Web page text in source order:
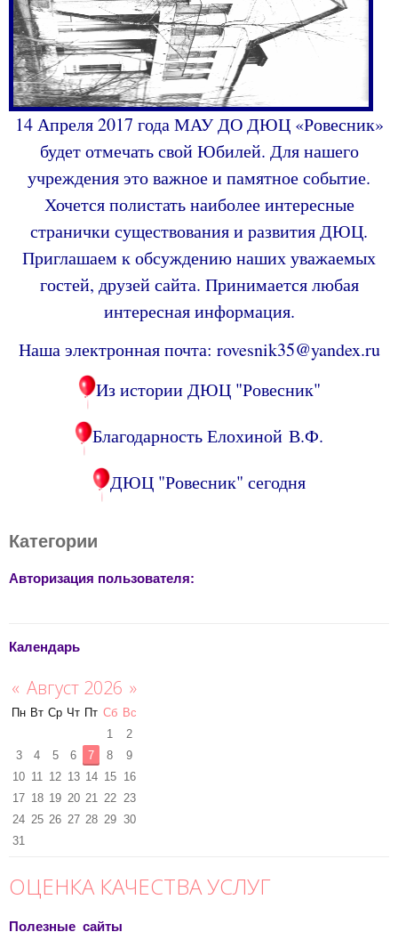
14 Апреля 2017 года МАУ ДО ДЮЦ «Ровесник»
будет отмечать свой Юбилей. Для нашего
учреждения это важное и памятное событие.
Хочется полистать наиболее интересные
странички существования и развития ДЮЦ.
Приглашаем к обсуждению наших уважаемых
гостей, друзей сайта. Принимается любая
интересная информация.
Наша электронная почта: rovesnik35@yandex.ru
Из истории ДЮЦ "Ровесник"
​Благодарность Елохиной В.Ф.
ДЮЦ "Ровесник" сегодня
Категории
Авторизация пользователя:
Календарь
« Август 2026 »
Пн Вт Ср Чт Пт Сб Вс
1
2
3
4 5 6 7 8
9
10 11 12 13 14 15
16
17 18 19 20 21 22
23
24 25 26 27 28 29 30
31
ОЦЕНКА КАЧЕСТВА УСЛУГ
Полезные сайты